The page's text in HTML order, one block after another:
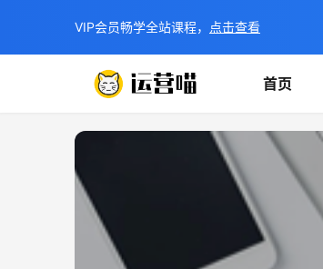
首页
VIP会员畅学全站课程， 点击查看